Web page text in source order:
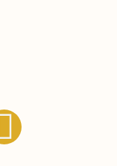
Y
o